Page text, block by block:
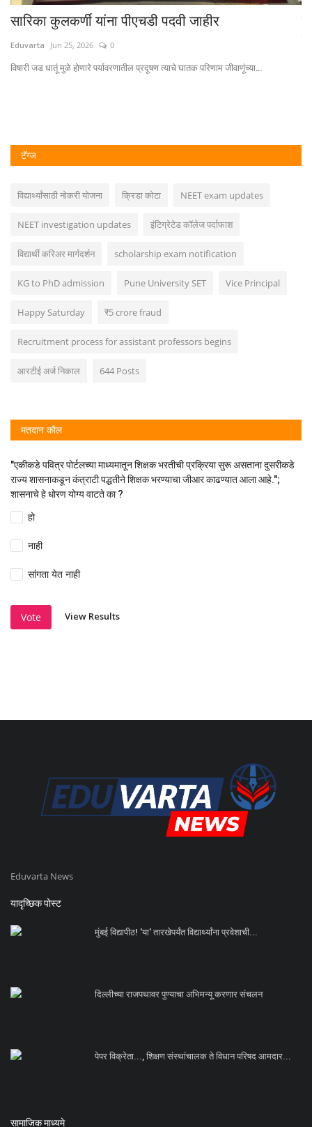
सारिका कुलकर्णी यांना पीएचडी पदवी जाहीर
Eduvarta Jun 25, 2026 0
विषारी जड धातूं मुळे होणारे पर्यावरणातील प्रदूषण त्याचे घातक परिणाम जीवाणूंच्या...
टॅग्ज
विद्यार्थ्यांसाठी नोकरी योजना क्रिडा कोटा NEET exam updates
NEET investigation updates इंटिग्रेटेड कॉलेज पर्दाफाश
विद्यार्थी करिअर मार्गदर्शन scholarship exam notification
KG to PhD admission Pune University SET Vice Principal
Happy Saturday ₹5 crore fraud
Recruitment process for assistant professors begins
आरटीई अर्ज निकाल 644 Posts
मतदान कौल
"एकीकडे पवित्र पोर्टलच्या माध्यमातून शिक्षक भरतीची प्रक्रिया सुरू असताना दुसरीकडे
राज्य शासनाकडून कंत्राटी पद्धतीने शिक्षक भरण्याचा जीआर काढण्यात आला आहे.";
शासनाचे हे धोरण योग्य वाटते का ?
हो
नाही
सांगता येत नाही
Vote View Results
Eduvarta News
यादृच्छिक पोस्ट
मुंबई विद्यापीठ! 'या' तारखेपर्यंत विद्यार्थ्यांना प्रवेशाची...
दिल्लीच्या राजपथावर पुण्याचा अभिमन्यू करणार संचलन
पेपर विक्रेता..., शिक्षण संस्थांचालक ते विधान परिषद आमदार...
सामाजिक माध्यमे